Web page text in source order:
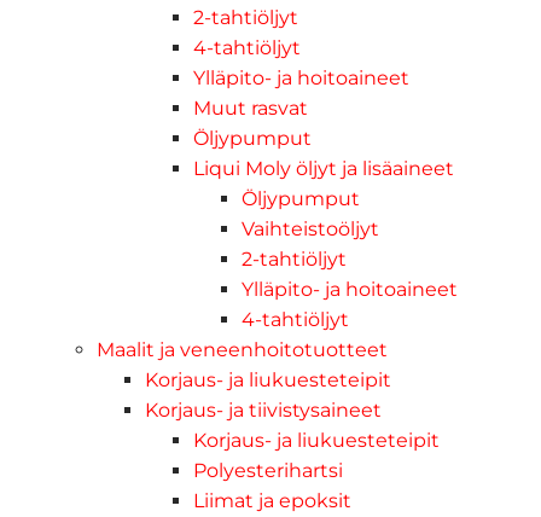
2-tahtiöljyt
4-tahtiöljyt
Ylläpito- ja hoitoaineet
Muut rasvat
Öljypumput
Liqui Moly öljyt ja lisäaineet
Öljypumput
Vaihteistoöljyt
2-tahtiöljyt
Ylläpito- ja hoitoaineet
4-tahtiöljyt
Maalit ja veneenhoitotuotteet
Korjaus- ja liukuesteteipit
Korjaus- ja tiivistysaineet
Korjaus- ja liukuesteteipit
Polyesterihartsi
Liimat ja epoksit